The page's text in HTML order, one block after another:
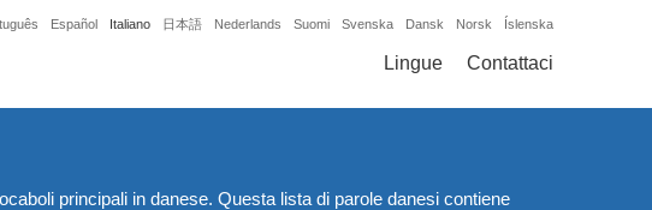
Español Italiano 日本語 Nederlands Suomi Svenska Dansk Norsk Íslenska
Lingue Contattaci
principali in danese. Questa lista di parole danesi contiene